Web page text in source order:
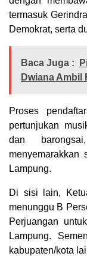
termasuk
Demokrat, serta
Baca Juga :
Dwiana Ambil
Proses
pertunjukan
dan
Lampung.
Di sisi lain,
menunggu B
Perjuangan
Lampung.
kabupaten/kota